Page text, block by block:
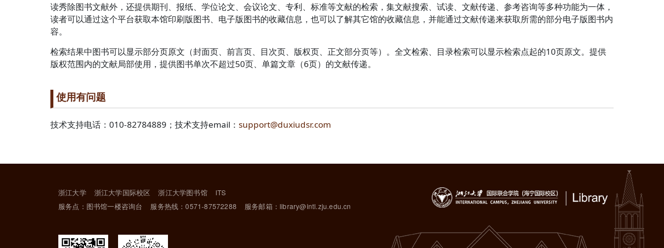
读秀除图书文献外，还提供期刊、报纸、学位论文、会议论文、专利、标准等文献的检索，集文献搜索、试读、文献传递、参考咨询等多种功能为一体，
读者可以通过这个平台获取本馆印刷版图书、电子版图书的收藏信息，也可以了解其它馆的收藏信息，并能通过文献传递来获取所需的部分电子版图书内
容。
检索结果中图书可以显示部分页原文（封面页、前言页、目次页、版权页、正文部分页等）。全文检索、目录检索可以显示检索点起的10页原文。提供
版权范围内的文献局部使用，提供图书单次不超过50页、单篇文章（6页）的文献传递。
Paragraph title
使用有问题
Paragraph Body
技术支持电话：010-82784889；技术支持email： support@duxiudsr.com
浙江大学 浙江大学国际校区 浙江大学图书馆
ITS
服务点：图书馆一楼咨询台
服务热线：0571-87572288 服务邮箱：library@intl.zju.edu.cn